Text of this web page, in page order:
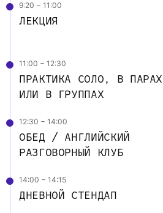
9:20 − 11:00
ЛЕКЦИЯ
11:00 − 12:30
ПРАКТИКА СОЛО, В ПАРАХ
ИЛИ В ГРУППАХ
12:30 − 14:00
ОБЕД / АНГЛИЙСКИЙ
РАЗГОВОРНЫЙ КЛУБ
14:00 − 14:15
ДНЕВНОЙ СТЕНДАП